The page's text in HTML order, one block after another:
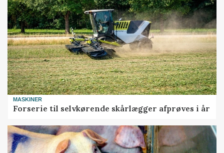
MASKINER
Forserie til selvkørende skårlægger afprøves i år